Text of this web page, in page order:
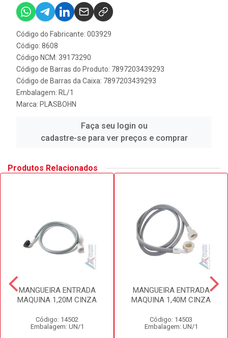
Código do Fabricante: 003929
Código: 8608
Código NCM: 39173290
Código de Barras do Produto: 7897203439293
Código de Barras da Caixa: 7897203439293
Embalagem: RL/1
Marca: PLASBOHN
Faça seu login ou
cadastre-se para ver preços e comprar
Produtos Relacionados
MANGUEIRA ENTRADA
MAQUINA 1,20M CINZA
Código: 14502
Embalagem: UN/1
MANGUEIRA ENTRADA
MAQUINA 1,40M CINZA
Código: 14503
Embalagem: UN/1